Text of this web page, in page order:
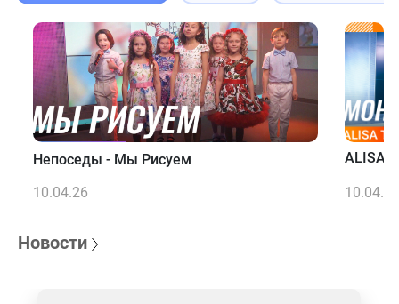
Непоседы - Мы Рисуем
10.04.26
ALISA
10.04.26
Новости